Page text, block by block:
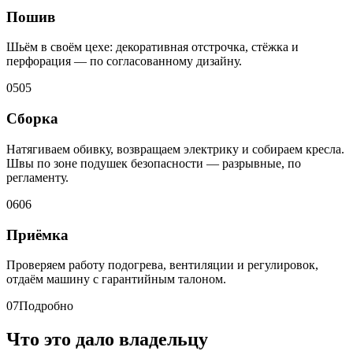
Пошив
Шьём в своём цехе: декоративная отстрочка, стёжка и
перфорация — по согласованному дизайну.
0505
Сборка
Натягиваем обивку, возвращаем электрику и собираем кресла.
Швы по зоне подушек безопасности — разрывные, по
регламенту.
0606
Приёмка
Проверяем работу подогрева, вентиляции и регулировок,
отдаём машину с гарантийным талоном.
07Подробно
Что это дало владельцу